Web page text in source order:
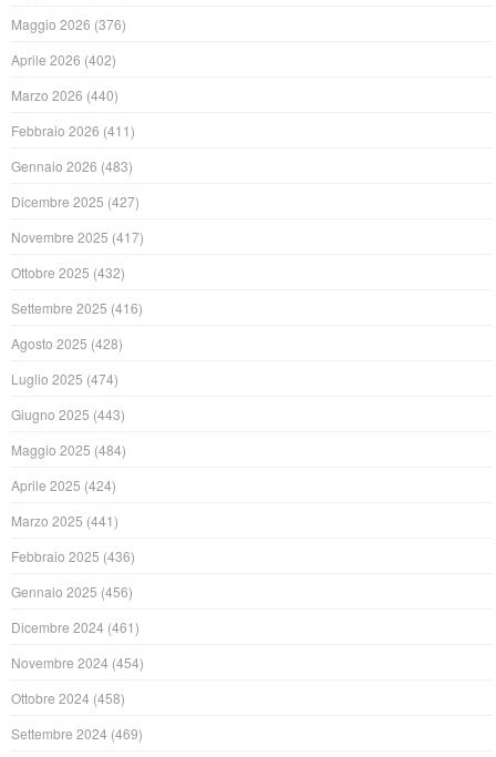
Maggio 2026 (376)
Aprile 2026 (402)
Marzo 2026 (440)
Febbraio 2026 (411)
Gennaio 2026 (483)
Dicembre 2025 (427)
Novembre 2025 (417)
Ottobre 2025 (432)
Settembre 2025 (416)
Agosto 2025 (428)
Luglio 2025 (474)
Giugno 2025 (443)
Maggio 2025 (484)
Aprile 2025 (424)
Marzo 2025 (441)
Febbraio 2025 (436)
Gennaio 2025 (456)
Dicembre 2024 (461)
Novembre 2024 (454)
Ottobre 2024 (458)
Settembre 2024 (469)